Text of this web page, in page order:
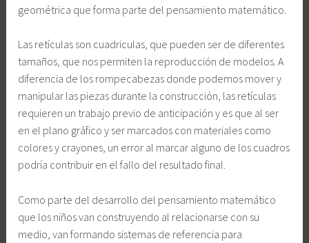
geométrica que forma parte del pensamiento matemático.
Las retículas son cuadriculas, que pueden ser de diferentes
tamaños, que nos permiten la reproducción de modelos. A
diferencia de los rompecabezas donde podemos mover y
manipular las piezas durante la construcción, las retículas
requieren un trabajo previo de anticipación y es que al ser
en el plano gráfico y ser marcados con materiales como
colores y crayones, un error al marcar alguno de los cuadros
podría contribuir en el fallo del resultado final.
Como parte del desarrollo del pensamiento matemático
que los niños van construyendo al relacionarse con su
medio, van formando sistemas de referencia para